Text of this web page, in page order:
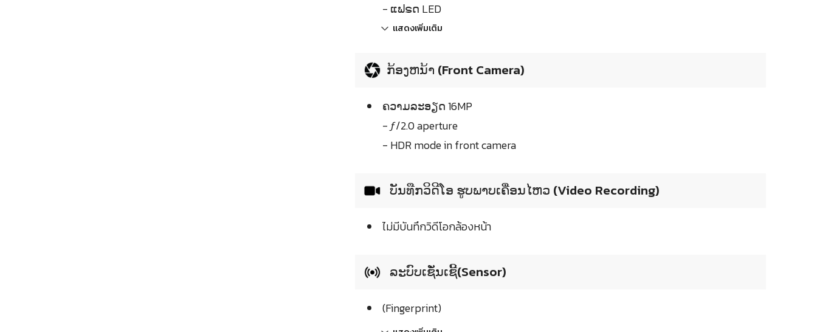
- ແຟຣດ LED
แสดงเพิ่มเติม
ກ້ອງຫນ້າ (Front Camera)
ຄວາມລະອຽດ 16MP
- ƒ/2.0 aperture
- HDR mode in front camera
ບັນທືກວິດີໂອ ຮູບພາບເຄື່ອນໄຫວ (Video Recording)
ไม่มีบันทึกวิดีโอกล้องหน้า
ລະບົບເຊັ່ນເຊີ້(Sensor)
(Fingerprint)